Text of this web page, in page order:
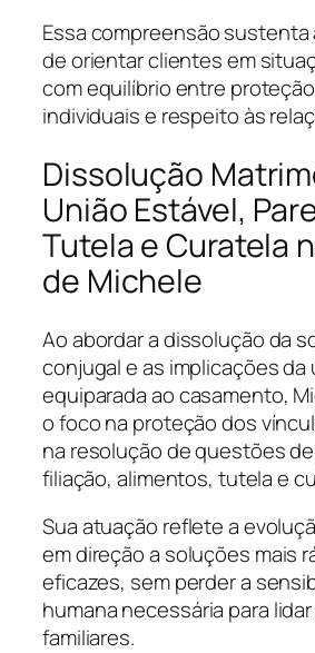
Essa compreensão sustenta
de orientar clientes em
com equilíbrio entre
individuais e respeito às
Dissolução
União Estável,
Tutela e Curatela
de Michele
Ao abordar a dissolução da
conjugal e as implicações da
equiparada ao casamento,
o foco na proteção dos
na resolução de questões
filiação, alimentos, tutela e
Sua atuação reflete a
em direção a soluções mais
eficazes, sem perder a
humana necessária para
familiares.